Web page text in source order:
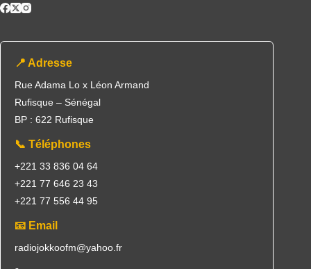
📍 Adresse
Rue Adama Lo x Léon Armand
Rufisque – Sénégal
BP : 622 Rufisque
📞 Téléphones
+221 33 836 04 64
+221 77 646 23 43
+221 77 556 44 95
📧 Email
radiojokkoofm@yahoo.fr